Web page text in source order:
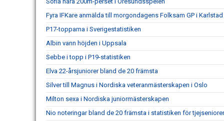
Fyra IFKare anmälda till morgondagens Folksam GP i Karlstad
P17-topparna i Sverigestatistiken
Albin vann höjden i Uppsala
Sebbe i topp i P19-statistiken
Elva 22-årsjuniorer bland de 20 främsta
Silver till Magnus i Nordiska veteranmästerskapen i Oslo
Milton sexa i Nordiska juniormästerskapen
Nio noteringar bland de 20 främsta i statistiken för